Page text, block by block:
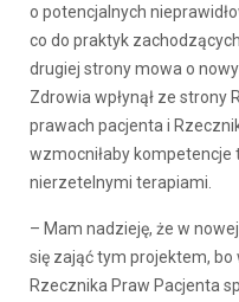
o potencjalnych
co do praktyk
drugiej strony mowa o
Zdrowia wpłynął ze strony
prawach pacjenta i
wzmocniłaby kompetencje
nierzetelnymi terapiami.
– Mam nadzieję, że w
się zająć tym projektem,
Rzecznika Praw Pacjenta